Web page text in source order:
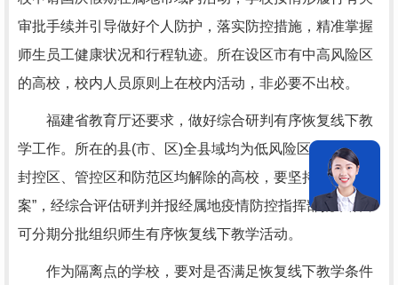
审批手续并引导做好个人防护，落实防控措施，精准掌握
师生员工健康状况和行程轨迹。所在设区市有中高风险区
的高校，校内人员原则上在校内活动，非必要不出校。
福建省教育厅还要求，做好综合研判有序恢复线下教
学工作。所在的县(市、区)全县域均为低风险区且县域内
封控区、管控区和防范区均解除的高校，要坚持“一校一
案”，经综合评估研判并报经属地疫情防控指挥部批准后，
可分期分批组织师生有序恢复线下教学活动。
作为隔离点的学校，要对是否满足恢复线下教学条件